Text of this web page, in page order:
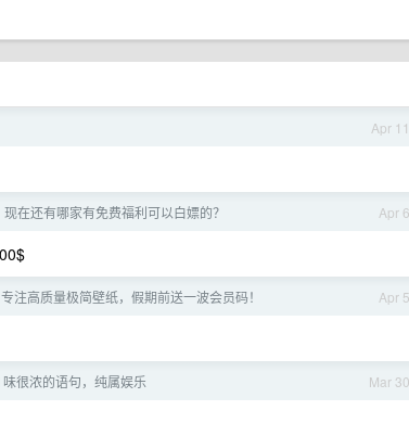
Apr 11
Apr 6
在还有哪家有免费福利可以白嫖的？
Apr 5
注高质量极简壁纸，假期前送一波会员码！
Mar 30
很浓的语句，纯属娱乐